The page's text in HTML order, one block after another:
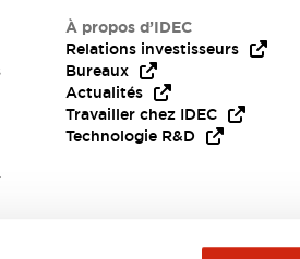
À propos d’IDEC
Relations investisseurs
Bureaux
Actualités
Travailler chez IDEC
Technologie R&D